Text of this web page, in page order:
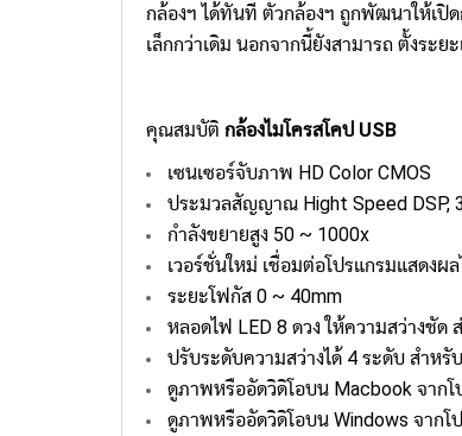
กล้องฯ ได้ทันที ตัวกล้องฯ ถูกพัฒนาให้เปิ
เล็กกว่าเดิม นอกจากนี้ยังสามารถ ตั้งระ
คุณสมบัติ กล้องไมโครสโคป USB
เซนเซอร์จับภาพ HD Color CMOS
ประมวลสัญญาณ Hight Speed DSP,
กำลังขยายสูง 50 ~ 1000x
เวอร์ชั่นใหม่ เชื่อมต่อโปรแกรมแสดงผล
ระยะโฟกัส 0 ~ 40mm
หลอดไฟ LED 8 ดวง ให้ความสว่างชัด
ปรับระดับความสว่างได้ 4 ระดับ สำหรั
ดูภาพหรืออัดวิดิโอบน Macbook จาก
ดูภาพหรืออัดวิดิโอบน Windows จากโ